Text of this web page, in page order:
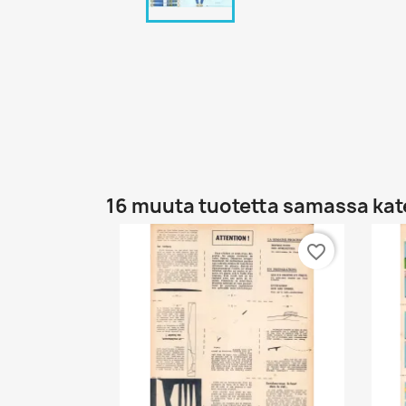
16 muuta tuotetta samassa
favorite_border